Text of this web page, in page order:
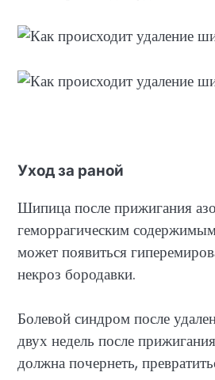
Уход за раной
Шипица после прижигания
геморрагическим
может появиться
некроз бородавки.
Болевой синдром после
двух недель после
должна почернеть,